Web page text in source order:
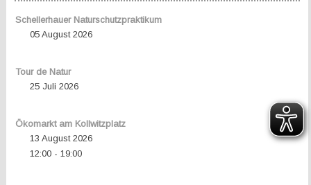
Schellerhauer Naturschutzpraktikum
05 August 2026
Tour de Natur
25 Juli 2026
Ökomarkt am Kollwitzplatz
13 August 2026
12:00- 19:00